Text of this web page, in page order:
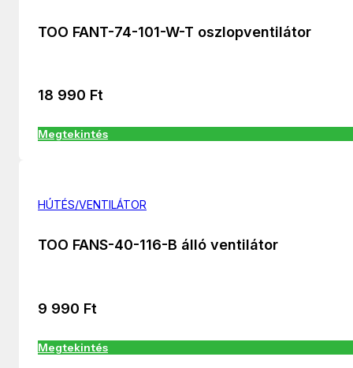
TOO FANT-74-101-W-T oszlopventilátor
18 990 Ft
Megtekintés
HÚTÉS/VENTILÁTOR
TOO FANS-40-116-B álló ventilátor
9 990 Ft
Megtekintés